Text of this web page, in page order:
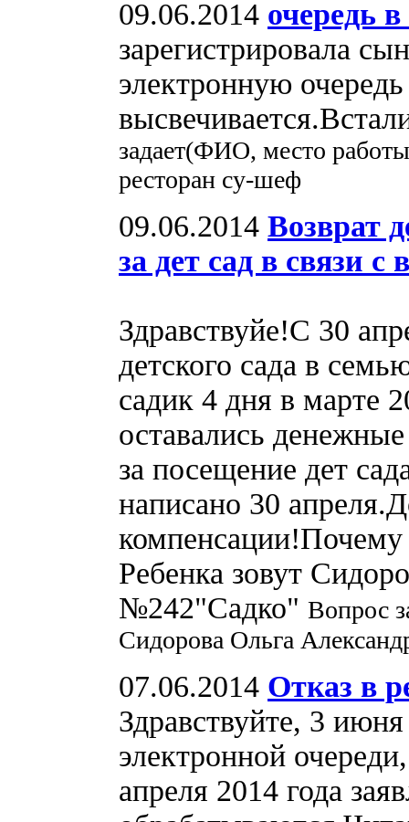
09.06.2014 очередь
зарегистрировала
электронную
задает(ФИО, место
ресторан су-шеф
09.06.2014 Возврат
за дет сад в связи
Здравствуйе!С 30
детского сада в
садик 4 дня в марте
оставались
за посещение дет
написано 30
компенсации!Почему
Ребенка зовут
№242"Садко" Вопрос
Сидорова Ольга
07.06.2014 Отказ в
Здравствуйте, 3
электронной
апреля 2014 года